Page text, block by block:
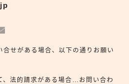
せがある場合、以下の通りお願い
、法的請求がある場合…お問い合わ